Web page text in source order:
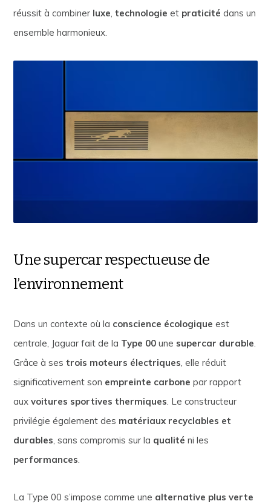
réussit à combiner luxe,technologie et praticité dans un
ensemble harmonieux.
Une supercar respectueuse de
l’environnement
Dans un contexte où la conscience écologique est
centrale, Jaguar fait de la Type 00 une supercar durable.
Grâce à sestrois moteurs électriques, elle réduit
significativement son empreinte carbone par rapport
auxvoitures sportives thermiques. Le constructeur
privilégie également des matériaux recyclables et
durables, sans compromis sur la qualité ni les
performances.
La Type 00 s’impose comme une alternative plus verte